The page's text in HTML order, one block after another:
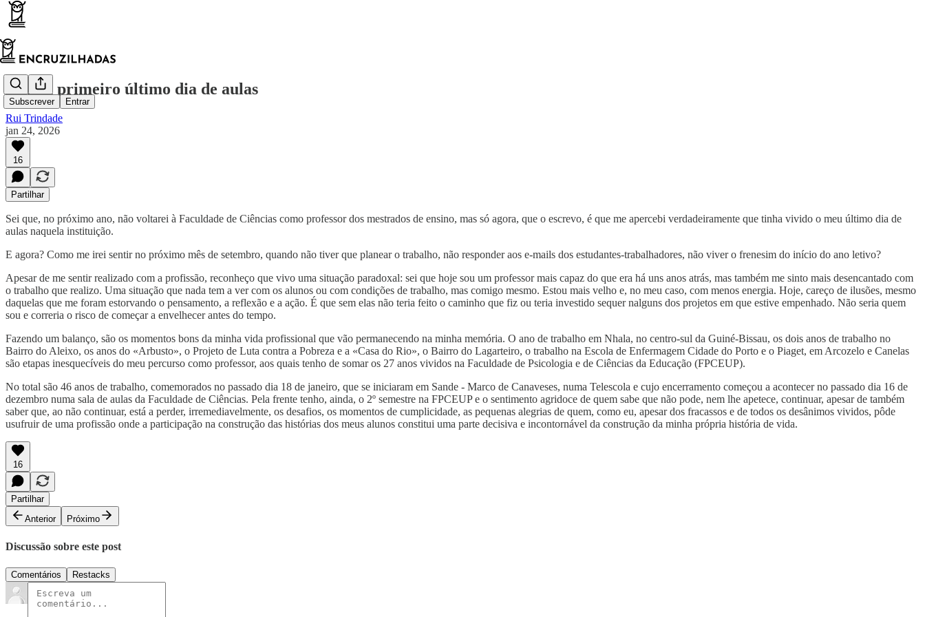
Subscrever Entrar
O meu primeiro último dia de aulas
Rui Trindade
jan 24, 2026
16
Partilhar
Sei que, no próximo ano, não voltarei à Faculdade de Ciências como professor dos mestrados de ensino, mas só agora, que o escrevo, é que me apercebi verdadeiramente que tinha vivido o meu último dia de
aulas naquela instituição.
E agora? Como me irei sentir no próximo mês de setembro, quando não tiver que planear o trabalho, não responder aos e-mails dos estudantes-trabalhadores, não viver o frenesim do início do ano letivo?
Apesar de me sentir realizado com a profissão, reconheço que vivo uma situação paradoxal: sei que hoje sou um professor mais capaz do que era há uns anos atrás, mas também me sinto mais desencantado com
o trabalho que realizo. Uma situação que nada tem a ver com os alunos ou com condições de trabalho, mas comigo mesmo. Estou mais velho e, no meu caso, com menos energia. Hoje, careço de ilusões, mesmo
daquelas que me foram estorvando o pensamento, a reflexão e a ação. É que sem elas não teria feito o caminho que fiz ou teria investido sequer nalguns dos projetos em que estive empenhado. Não seria quem
sou e correria o risco de começar a envelhecer antes do tempo.
Fazendo um balanço, são os momentos bons da minha vida profissional que vão permanecendo na minha memória. O ano de trabalho em Nhala, no centro-sul da Guiné-Bissau, os dois anos de trabalho no
Bairro do Aleixo, os anos do «Arbusto», o Projeto de Luta contra a Pobreza e a «Casa do Rio», o Bairro do Lagarteiro, o trabalho na Escola de Enfermagem Cidade do Porto e o Piaget, em Arcozelo e Canelas
são etapas inesquecíveis do meu percurso como professor, aos quais tenho de somar os 27 anos vividos na Faculdade de Psicologia e de Ciências da Educação (FPCEUP).
No total são 46 anos de trabalho, comemorados no passado dia 18 de janeiro, que se iniciaram em Sande - Marco de Canaveses, numa Telescola e cujo encerramento começou a acontecer no passado dia 16 de
dezembro numa sala de aulas da Faculdade de Ciências. Pela frente tenho, ainda, o 2º semestre na FPCEUP e o sentimento agridoce de quem sabe que não pode, nem lhe apetece, continuar, apesar de também
saber que, ao não continuar, está a perder, irremediavelmente, os desafios, os momentos de cumplicidade, as pequenas alegrias de quem, como eu, apesar dos fracassos e de todos os desânimos vividos, pôde
usufruir de uma profissão onde a participação na construção das histórias dos meus alunos constitui uma parte decisiva e incontornável da construção da minha própria história de vida.
16
Partilhar
Anterior
Próximo
Discussão sobre este post
Comentários Restacks